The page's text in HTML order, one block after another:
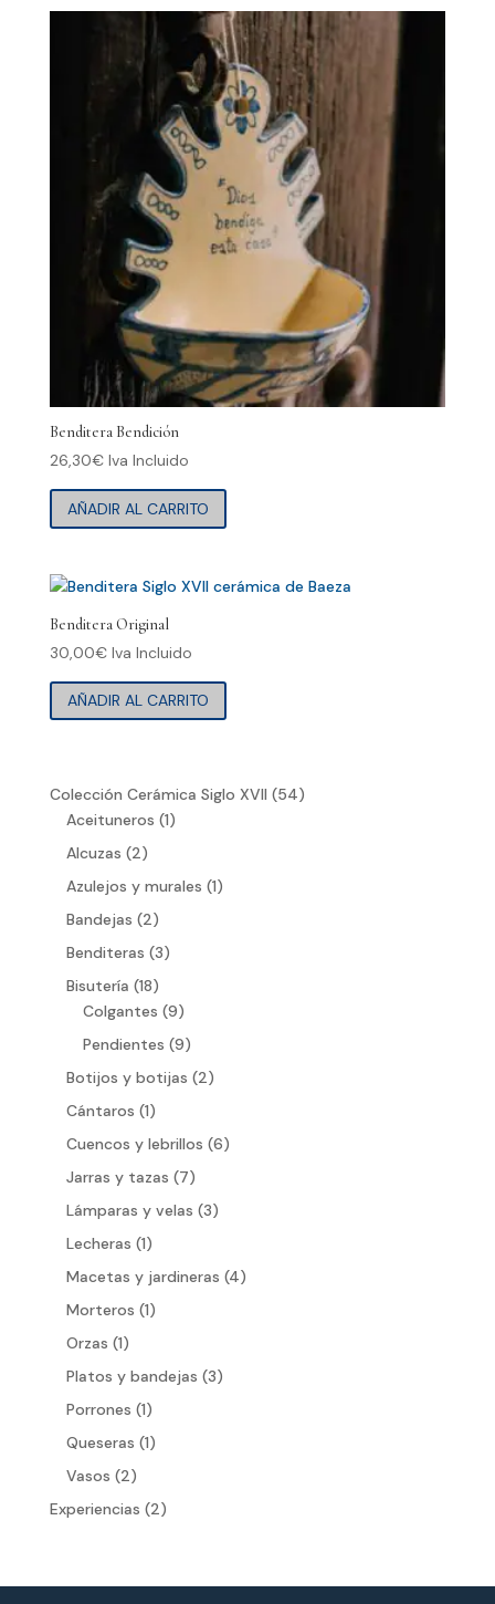
Benditera Bendición
26,30€ Iva Incluido
AÑADIR AL CARRITO
Benditera Original
30,00€ Iva Incluido
AÑADIR AL CARRITO
Colección Cerámica Siglo XVII 5454
Aceituneros 11
Alcuzas 22
productos
Azulejos y murales 11
Bandejas 22
productos
Benditeras 33
Bisutería 1818
productos
Colgantes 99
productos
Pendientes 99
productos
Botijos y botijas 22
Cántaros 11
producto
Cuencos y lebrillos 66
Jarras y tazas 77
productos
Lámparas y velas 33
Lecheras 11
producto
Macetas y jardineras 44
Morteros 11
Orzas 11
producto
Platos y bandejas 33
Porrones 11
producto
Queseras 11
Vasos 22
productos
Experiencias 22